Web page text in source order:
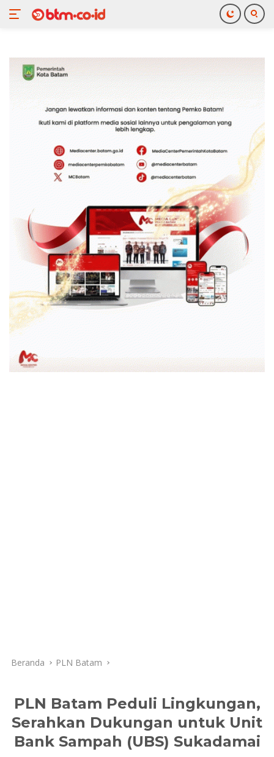
konten
Beranda PLN Batam
PLN Batam Peduli Lingkungan,
Serahkan Dukungan untuk Unit
Bank Sampah (UBS) Sukadamai